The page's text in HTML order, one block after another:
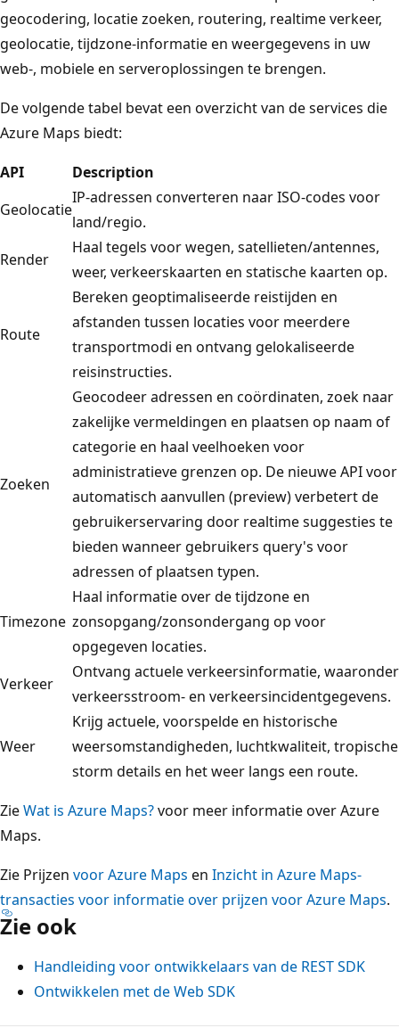
geocodering, locatie zoeken, routering, realtime verkeer,
geolocatie, tijdzone-informatie en weergegevens in uw
web-, mobiele en serveroplossingen te brengen.
De volgende tabel bevat een overzicht van de services die
Azure Maps biedt:
API
Description
Geolocatie
IP-adressen converteren naar ISO-codes voor
land/regio.
Render
Haal tegels voor wegen, satellieten/antennes,
weer, verkeerskaarten en statische kaarten op.
Route
Bereken geoptimaliseerde reistijden en
afstanden tussen locaties voor meerdere
transportmodi en ontvang gelokaliseerde
reisinstructies.
Zoeken
Geocodeer adressen en coördinaten, zoek naar
zakelijke vermeldingen en plaatsen op naam of
categorie en haal veelhoeken voor
administratieve grenzen op. De nieuwe API voor
automatisch aanvullen (preview) verbetert de
gebruikerservaring door realtime suggesties te
bieden wanneer gebruikers query's voor
adressen of plaatsen typen.
Timezone
Haal informatie over de tijdzone en
zonsopgang/zonsondergang op voor
opgegeven locaties.
Verkeer
Ontvang actuele verkeersinformatie, waaronder
verkeersstroom- en verkeersincidentgegevens.
Weer
Krijg actuele, voorspelde en historische
weersomstandigheden, luchtkwaliteit, tropische
storm details en het weer langs een route.
ZieWat is Azure Maps?voor meer informatie over Azure
Maps.
Zie Prijzen voor Azure Maps en Inzicht in Azure Maps-
transacties voor informatie over prijzen voor Azure Maps.
Zie ook
Handleiding voor ontwikkelaars van de REST SDK
Ontwikkelen met de Web SDK